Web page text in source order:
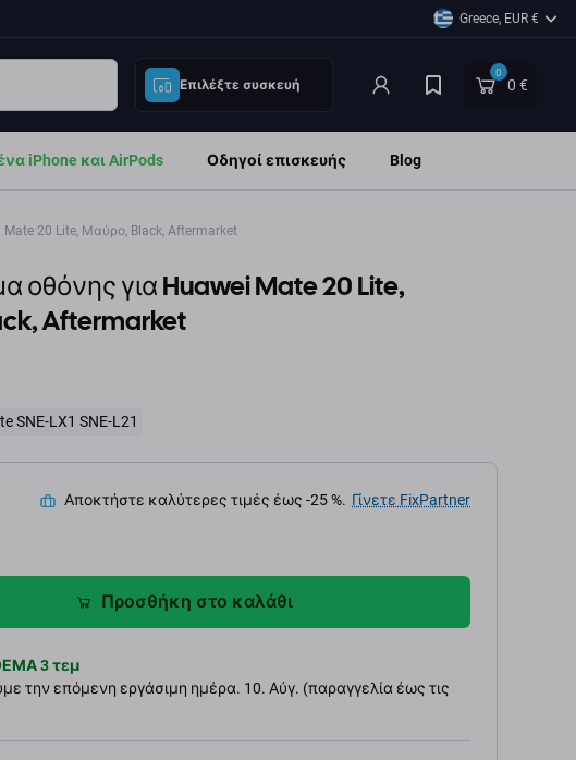
Greece, EUR €
Επιλέξτε συσκευή
0
0 €
iPhone και AirPods Οδηγοί επισκευής Blog
20 Lite, Μαύρο, Black, Aftermarket
οθόνης για Huawei Mate 20 Lite,
Aftermarket
SNE-LX1 SNE-L21
Αποκτήστε καλύτερες τιμές έως -25 %. Γίνετε FixPartner
Προσθήκη στο καλάθι
3 τεμ
την επόμενη εργάσιμη ημέρα. 10. Αύγ. (παραγγελία έως τις